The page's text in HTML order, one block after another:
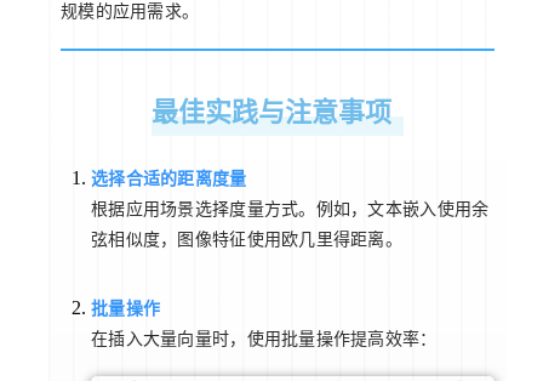
规模的应用需求。
最佳实践与注意事项
选择合适的距离度量
根据应用场景选择度量方式。例如，文本嵌入使用余
弦相似度，图像特征使用欧几里得距离。
批量操作
在插入大量向量时，使用批量操作提高效率：